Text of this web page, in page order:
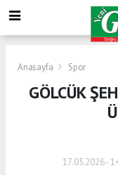
Anasayfa Spor
GÖLCÜK
17.05.2026 -